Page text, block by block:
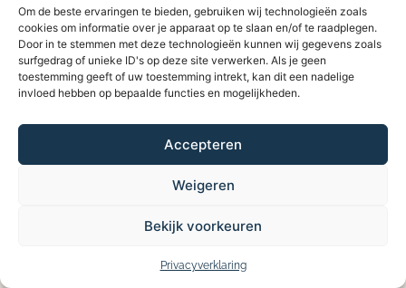
Om de beste ervaringen te bieden, gebruiken wij technologieën zoals
cookies om informatie over je apparaat op te slaan en/of te raadplegen.
Door in te stemmen met deze technologieën kunnen wij gegevens zoals
surfgedrag of unieke ID's op deze site verwerken. Als je geen
toestemming geeft of uw toestemming intrekt, kan dit een nadelige
invloed hebben op bepaalde functies en mogelijkheden.
Accepteren
Weigeren
Bekijk voorkeuren
Privacyverklaring